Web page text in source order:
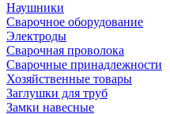
Наушники
Сварочное оборудование
Электроды
Сварочная проволока
Сварочные принадлежности
Хозяйственные товары
Заглушки для труб
Замки навесные